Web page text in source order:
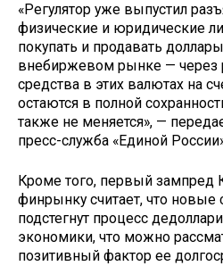
«Регулятор уже выпустил
физические и юридические
покупать и продавать
внебиржевом рынке — через
средства в этих валютах на
остаются в полной
также не меняется», —
пресс-служба «Единой
Кроме того, первый зампред
финрынку считает, что новые
подстегнут процесс
экономики, что можно
позитивный фактор ее